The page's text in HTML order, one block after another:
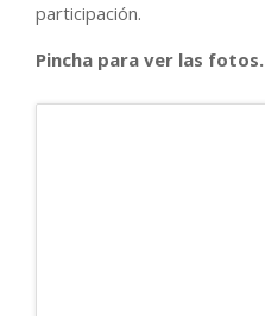
participación.
Pincha para ver las fotos.